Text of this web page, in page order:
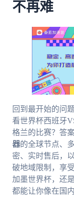
不再难
回到最开始的问
看世界杯西班牙
格兰的比赛？答
器的全球节点、
密、实时售后，
破地域限制，享
加墨世界杯，还
都能让你像在国